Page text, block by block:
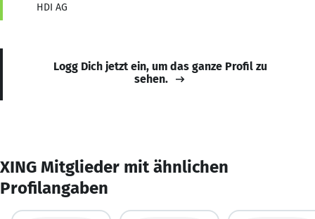
HDI AG
Logg Dich jetzt ein, um das ganze Profil zu
sehen.
XING Mitglieder mit ähnlichen
Profilangaben